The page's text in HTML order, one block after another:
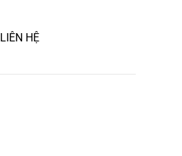
LIÊN HỆ